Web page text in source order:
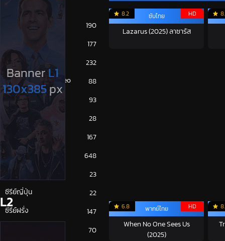
190
177
ดูหนัง 2025
232
Amazon Prime Video
88
Disney+
93
HBO
28
167
NETFLIX
648
23
ซีรีย์ญี่ปุ่น
22
ซีรีย์ฝรั่ง
147
70
8.2 HD
ซับไทย
Lazarus (2025) ลาซารัส
6.8 HD
พากย์ไทย
When No One Sees Us
(2025)
L2